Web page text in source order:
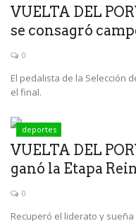
VUELTA DEL
se consagró
0
El pedalista de la Selección
el final.
deportes
VUELTA DEL
ganó la Etapa
0
Recuperó el liderato y sueña